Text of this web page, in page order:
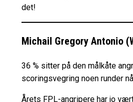
det!
Michail Gregory Antonio
36 % sitter på den målkåte
scoringsvegring noen runder
Årets FPL-angripere har jo